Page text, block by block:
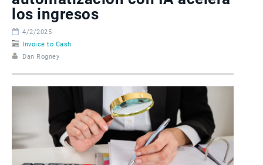
los ingresos
4/2/2025
Invoice to Cash
Dan Rogney